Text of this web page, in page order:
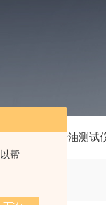
帮
绝缘油测试